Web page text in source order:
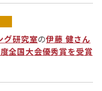
グ研究室の伊藤 健さん
全国大会優秀賞を受賞